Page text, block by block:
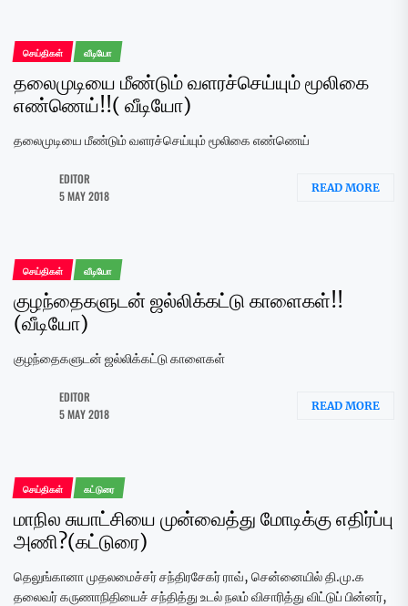
செய்திகள் வீடியோ
தலைமுடியை மீண்டும் வளரச்செய்யும் மூலிகை
எண்ணெய்!!( வீடியோ)
தலைமுடியை மீண்டும் வளரச்செய்யும் மூலிகை எண்ணெய்
EDITOR
5 MAY 2018
READ MORE
செய்திகள் வீடியோ
குழந்தைகளுடன் ஜல்லிக்கட்டு காளைகள்!!
(வீடியோ)
குழந்தைகளுடன் ஜல்லிக்கட்டு காளைகள்
EDITOR
5 MAY 2018
READ MORE
செய்திகள் கட்டுரை
மாநில சுயாட்சியை முன்வைத்து மோடிக்கு எதிர்ப்பு
அணி?(கட்டுரை)
தெலுங்கானா முதலமைச்சர் சந்திரசேகர் ராவ், சென்னையில் தி.மு.க
தலைவர் கருணாநிதியைச் சந்தித்து உடல் நலம் விசாரித்து விட்டுப் பின்னர்,